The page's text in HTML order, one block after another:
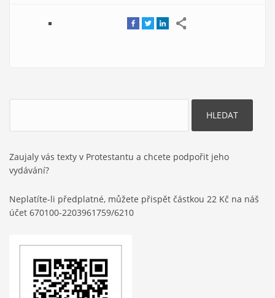
Zaujaly vás texty v Protestantu a chcete podpořit jeho
vydávání?
Neplatíte-li předplatné, můžete přispět částkou 22 Kč na náš
účet 670100-2203961759/6210